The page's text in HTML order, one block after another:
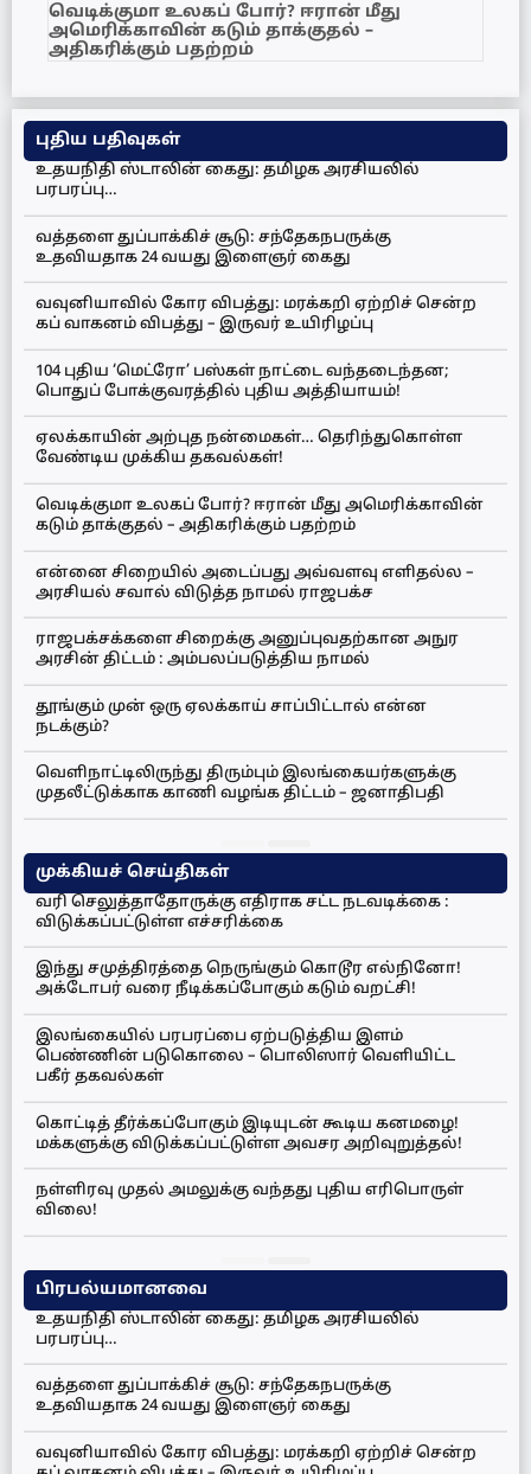
வெடிக்குமா உலகப் போர்? ஈரான் மீது
அமெரிக்காவின் கடும் தாக்குதல் –
அதிகரிக்கும் பதற்றம்
புதிய பதிவுகள்
உதயநிதி ஸ்டாலின் கைது: தமிழக அரசியலில்
பரபரப்பு…
வத்தளை துப்பாக்கிச் சூடு: சந்தேகநபருக்கு
உதவியதாக 24 வயது இளைஞர் கைது
வவுனியாவில் கோர விபத்து: மரக்கறி ஏற்றிச் சென்ற
கப் வாகனம் விபத்து – இருவர் உயிரிழப்பு
104 புதிய ‘மெட்ரோ’ பஸ்கள் நாட்டை வந்தடைந்தன;
பொதுப் போக்குவரத்தில் புதிய அத்தியாயம்!
ஏலக்காயின் அற்புத நன்மைகள்… தெரிந்துகொள்ள
வேண்டிய முக்கிய தகவல்கள்!
வெடிக்குமா உலகப் போர்? ஈரான் மீது அமெரிக்காவின்
கடும் தாக்குதல் – அதிகரிக்கும் பதற்றம்
என்னை சிறையில் அடைப்பது அவ்வளவு எளிதல்ல –
அரசியல் சவால் விடுத்த நாமல் ராஜபக்ச
ராஜபக்சக்களை சிறைக்கு அனுப்புவதற்கான அநுர
அரசின் திட்டம் : அம்பலப்படுத்திய நாமல்
தூங்கும் முன் ஒரு ஏலக்காய் சாப்பிட்டால் என்ன
நடக்கும்?
வெளிநாட்டிலிருந்து திரும்பும் இலங்கையர்களுக்கு
முதலீட்டுக்காக காணி வழங்க திட்டம் – ஜனாதிபதி
முக்கியச் செய்திகள்
வரி செலுத்தாதோருக்கு எதிராக சட்ட நடவடிக்கை :
விடுக்கப்பட்டுள்ள எச்சரிக்கை
இந்து சமுத்திரத்தை நெருங்கும் கொடூர எல்நினோ!
அக்டோபர் வரை நீடிக்கப்போகும் கடும் வறட்சி!
இலங்கையில் பரபரப்பை ஏற்படுத்திய இளம்
பெண்ணின் படுகொலை – பொலிஸார் வெளியிட்ட
பகீர் தகவல்கள்
கொட்டித் தீர்க்கப்போகும் இடியுடன் கூடிய கனமழை!
மக்களுக்கு விடுக்கப்பட்டுள்ள அவசர அறிவுறுத்தல்!
நள்ளிரவு முதல் அமலுக்கு வந்தது புதிய எரிபொருள்
விலை!
பிரபல்யமானவை
உதயநிதி ஸ்டாலின் கைது: தமிழக அரசியலில்
பரபரப்பு…
வத்தளை துப்பாக்கிச் சூடு: சந்தேகநபருக்கு
உதவியதாக 24 வயது இளைஞர் கைது
வவுனியாவில் கோர விபத்து: மரக்கறி ஏற்றிச் சென்ற